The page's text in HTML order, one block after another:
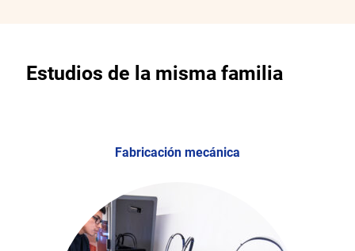
Estudios de la misma familia
Fabricación mecánica